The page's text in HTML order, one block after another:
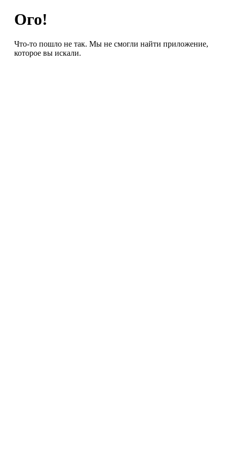
Ого!
Что-то пошло не так. Мы не смогли найти приложение,
которое вы искали.